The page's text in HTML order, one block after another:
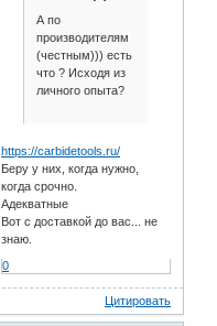
А по
производителям
(честным))) есть
что ? Исходя из
личного опыта?
https://carbidetools.ru/
Беру у них, когда нужно,
когда срочно.
Адекватные
Вот с доставкой до вас... не
знаю.
0
Цитировать